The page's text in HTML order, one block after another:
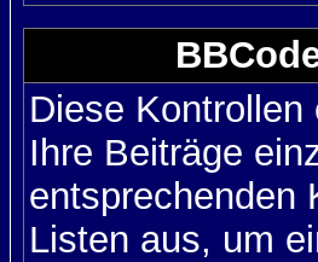
Diese
Ihre Beiträge
entsprechenden
Listen aus, um